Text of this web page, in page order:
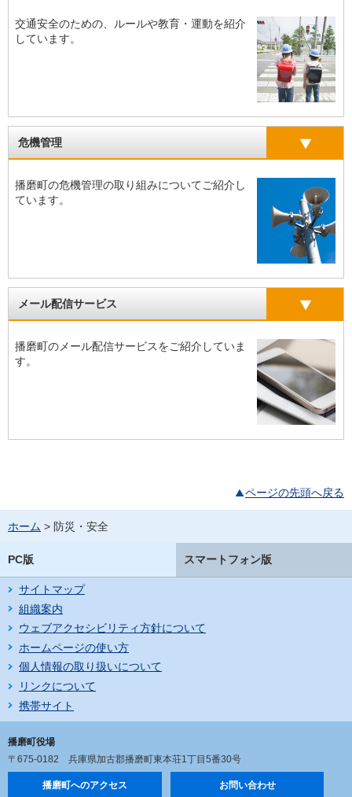
交通安全のための、ルールや教育・運動を紹介
しています。
危機管理
播磨町の危機管理の取り組みについてご紹介し
ています。
メール配信サービス
播磨町のメール配信サービスをご紹介していま
す。
ページの先頭へ戻る
ホーム > 防災・安全
PC版 スマートフォン版
サイトマップ
組織案内
ウェブアクセシビリティ方針について
ホームページの使い方
個人情報の取り扱いについて
リンクについて
携帯サイト
播磨町役場
〒675-0182 兵庫県加古郡播磨町東本荘1丁目5番30号
播磨町へのアクセス お問い合わせ